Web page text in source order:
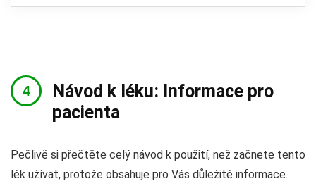
Návod k léku: Informace pro
pacienta
Pečlivě si přečtěte celý návod k použití, než začnete tento
lék užívat, protože obsahuje pro Vás důležité informace.